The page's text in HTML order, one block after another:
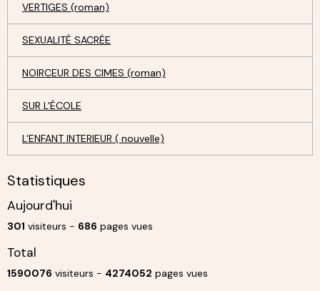
VERTIGES (roman)
SEXUALITÉ SACRÉE
NOIRCEUR DES CIMES (roman)
SUR L'ÉCOLE
L'ENFANT INTERIEUR ( nouvelle)
Statistiques
Aujourd'hui
301 visiteurs - 686 pages vues
Total
1590076 visiteurs - 4274052 pages vues